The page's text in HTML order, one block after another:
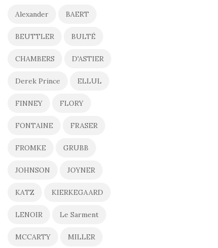
Alexander BAERT
BEUTTLER BULTÉ
CHAMBERS D'ASTIER
Derek Prince ELLUL
FINNEY FLORY
FONTAINE FRASER
FROMKE GRUBB
JOHNSON JOYNER
KATZ KIERKEGAARD
LENOIR Le Sarment
MCCARTY MILLER